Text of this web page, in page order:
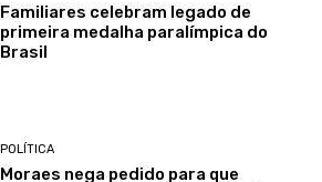
Familiares celebram legado de
primeira medalha paralímpica do
Brasil
POLÍTICA
Moraes nega pedido para que